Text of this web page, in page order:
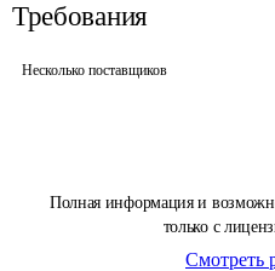
Полная информация и
только с
Смотреть
Требования
Несколько поставщиков